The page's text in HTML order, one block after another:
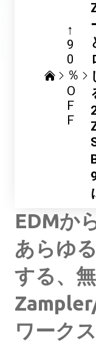
↑
9
0
％
O
F
F
EDMか
あらゆ
する、
ワーク